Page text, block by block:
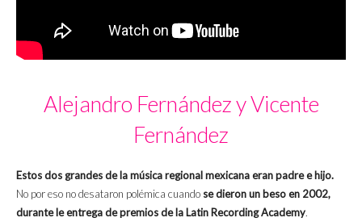
Alejandro Fernández y Vicente
Fernández
Estos dos grandes de la música regional mexicana eran padre e hijo.
No por eso no desataron polémica cuando se dieron un beso en 2002,
durante le entrega de premios de la Latin Recording Academy.